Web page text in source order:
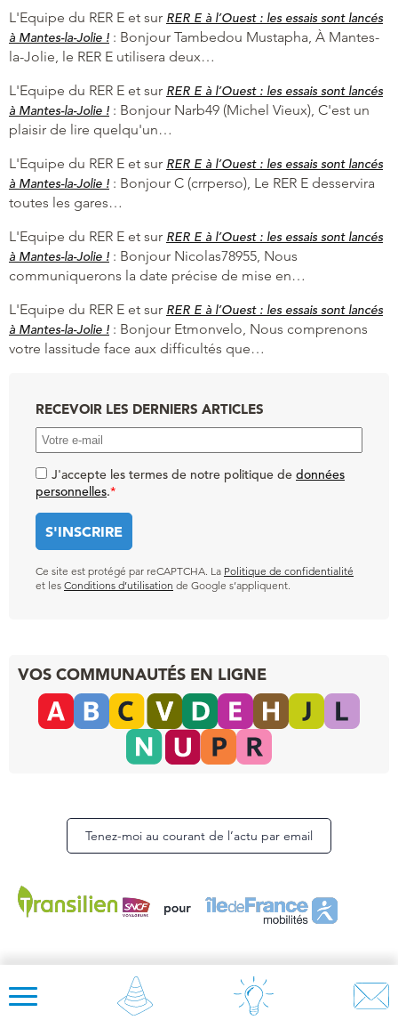
L'Equipe du RER E et sur RER E à l’Ouest : les essais sont lancés
à Mantes-la-Jolie ! : Bonjour Tambedou Mustapha, À Mantes-
la-Jolie, le RER E utilisera deux…
L'Equipe du RER E et sur RER E à l’Ouest : les essais sont lancés
à Mantes-la-Jolie ! : Bonjour Narb49 (Michel Vieux), C'est un
plaisir de lire quelqu'un…
L'Equipe du RER E et sur RER E à l’Ouest : les essais sont lancés
à Mantes-la-Jolie ! : Bonjour C (crrperso), Le RER E desservira
toutes les gares…
L'Equipe du RER E et sur RER E à l’Ouest : les essais sont lancés
à Mantes-la-Jolie ! : Bonjour Nicolas78955, Nous
communiquerons la date précise de mise en…
L'Equipe du RER E et sur RER E à l’Ouest : les essais sont lancés
à Mantes-la-Jolie ! : Bonjour Etmonvelo, Nous comprenons
votre lassitude face aux difficultés que…
RECEVOIR LES DERNIERS ARTICLES
J'accepte les termes de notre politique de données
personnelles.*
Ce site est protégé par reCAPTCHA. La Politique de confidentialité
et les Conditions d’utilisation de Google s’appliquent.
VOS COMMUNAUTÉS EN LIGNE
Tenez-moi au courant de l’actu par email